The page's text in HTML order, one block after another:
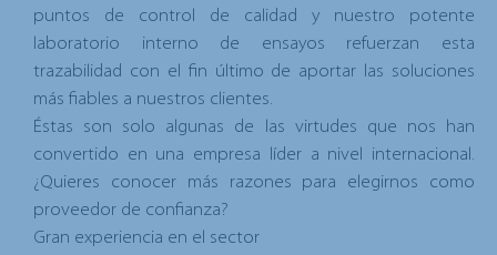
puntos de control de calidad y nuestro potente
laboratorio interno de ensayos refuerzan esta
trazabilidad con el fin último de aportar las soluciones
más fiables a nuestros clientes.
Éstas son solo algunas de las virtudes que nos han
convertido en una empresa líder a nivel internacional.
¿Quieres conocer más razones para elegirnos como
proveedor de confianza?
Gran experiencia en el sector